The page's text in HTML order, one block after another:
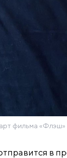
фильма «Флэш»
в